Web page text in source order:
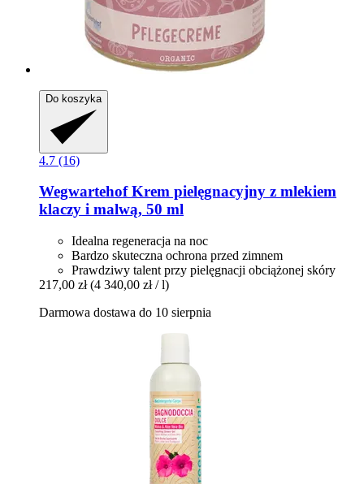
Do koszyka
4.7 (16)
WegwartehofKrem pielęgnacyjny z mlekiem
klaczy i malwą, 50 ml
Idealna regeneracja na noc
Bardzo skuteczna ochrona przed zimnem
Prawdziwy talent przy pielęgnacji obciążonej skóry
217,00 zł (4 340,00 zł / l)
Darmowa dostawa do 10 sierpnia